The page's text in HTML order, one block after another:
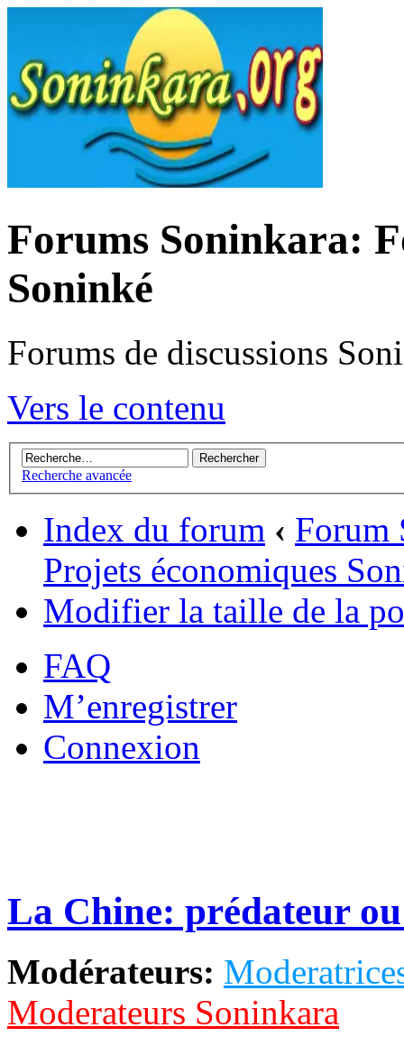
Forums Soninkara:
Soninké
Forums de discussions
Vers le contenu
Recherche avancée
Index du forum ‹ Forum
Projets économiques
Modifier la taille de la
FAQ
M’enregistrer
Connexion
La Chine: prédateur
Modérateurs:
Moderateurs Soninkara